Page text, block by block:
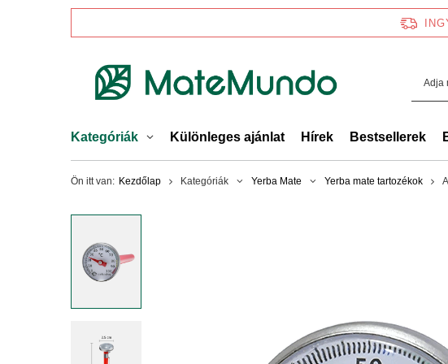
Kategóriák Különleges ajánlat Hírek Bestsellerek
Ön itt van: Kezdőlap Kategóriák Yerba Mate Yerba mate tartozékok